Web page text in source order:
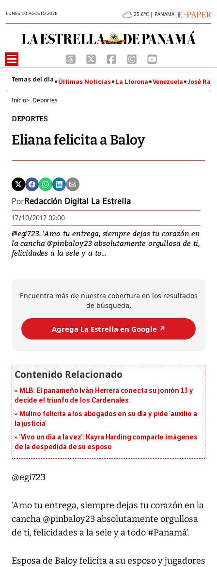
LUNES 10 AGOSTO 2026 25.6°C | PANAMÁ
Últimas Noticias La Llorona Venezuela José
Inicio> Deportes
DEPORTES
Eliana felicita a Baloy
PorRedacción Digital La Estrella
17/10/2012 02:00
@egi723. ‘Amo tu entrega, siempre dejas tu corazón en
la cancha @pinbaloy23 absolutamente orgullosa de ti,
felicidades a la sele y a to...
Encuentra más de nuestra cobertura en los resultados
de búsqueda.
Agrega La Estrella en Google ↗️
MLB: El panameño Iván Herrera conecta su jonrón 13 y
decide el triunfo de los Cardenales
Mulino felicita a los abogados en su día y pide ‘auxilio a
la justicia’
‘Vivo un día a la vez’: Kayra Harding comparte imágenes
de la despedida de su esposo
@egi723
‘Amo tu entrega, siempre dejas tu corazón en la
cancha @pinbaloy23 absolutamente orgullosa
de ti, felicidades a la sele y a todo #Panamá’.
Esposa de Baloy felicita a su esposo y jugadores